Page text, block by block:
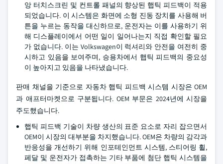
앙 터치스크린 및 컨트롤 패널의 향상된 햅틱 피드백이 적용
되었습니다. 이 시스템은 화면에 소형 진동 장치를 사용해 버
튼을 누르는 동작을 대신하므로, 운전자는 이를 사용하기 위
해 디스플레이에서 어떤 일이 일어나는지 직접 확인할 필요
가 없습니다. 이는 Volkswagen이 럭셔리와 안전을 여전히 중
시하고 있음을 보여주며, 승용차에서 햅틱 피드백의 중요성
이 높아지고 있음을 나타냈습니다.
판매 채널을 기준으로 자동차 햅틱 피드백 시스템 시장은 OEM
과 애프터마켓으로 구분됩니다. OEM 부문은 2024년에 시장을
주도했습니다.
햅틱 피드백 기술이 차량 생산의 표준 요소로 자리 잡으면서
OEM이 시장의 대부분을 차지했습니다. OEM은 차량의 감각과
반응성을 개선하기 위해 인포테인먼트 시스템, 스티어링 휠,
페달 및 운전자가 접촉하는 기타 부품에 첨단 햅틱 시스템을